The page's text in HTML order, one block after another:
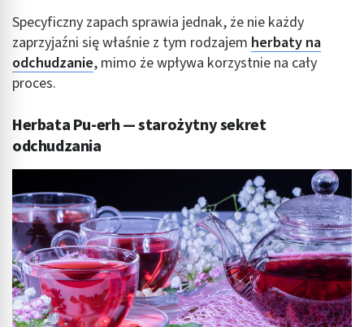
Specyficzny zapach sprawia jednak, że nie każdy
zaprzyjaźni się właśnie z tym rodzajem herbaty na
odchudzanie, mimo że wpływa korzystnie na cały
proces.
Herbata Pu-erh — starożytny sekret
odchudzania